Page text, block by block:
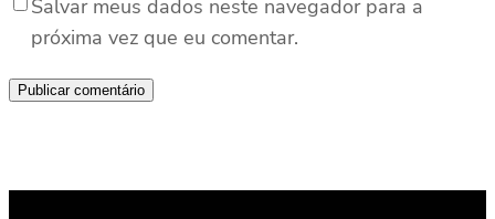
Salvar meus dados neste navegador para a
próxima vez que eu comentar.